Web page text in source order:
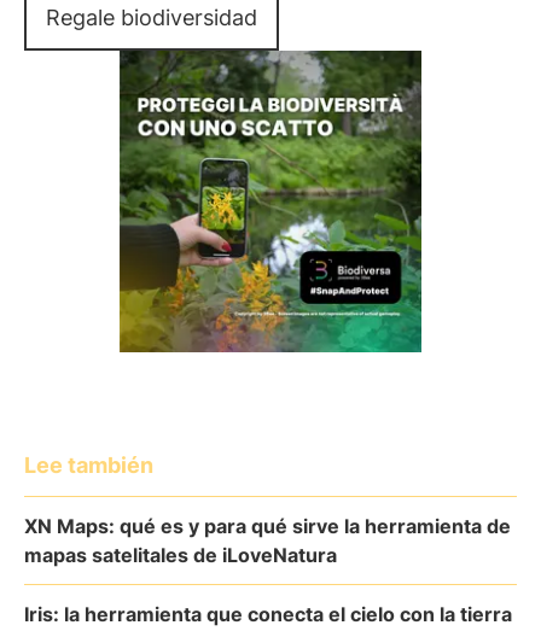
Regale biodiversidad
Lee también
XN Maps: qué es y para qué sirve la herramienta de
mapas satelitales de iLoveNatura
Iris: la herramienta que conecta el cielo con la tierra